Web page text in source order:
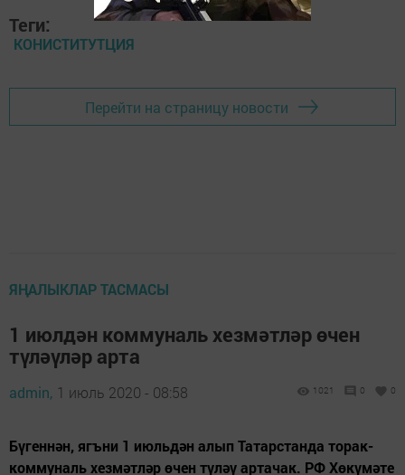
Теги:
КОНИСТИТУТЦИЯ
Перейти на страницу новости
ЯҢАЛЫКЛАР ТАСМАСЫ
1 июлдән коммуналь хезмәтләр өчен
түләүләр арта
admin, 1 июль 2020 - 08:58 1021 0 0
Бүгеннән, ягъни 1 июльдән алып Татарстанда торак-
коммуналь хезмәтләр өчен түләү артачак. РФ Хөкүмәте